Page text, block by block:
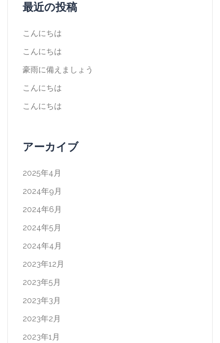
最近の投稿
こんにちは
こんにちは
豪雨に備えましょう
こんにちは
こんにちは
アーカイブ
2025年4月
2024年9月
2024年6月
2024年5月
2024年4月
2023年12月
2023年5月
2023年3月
2023年2月
2023年1月